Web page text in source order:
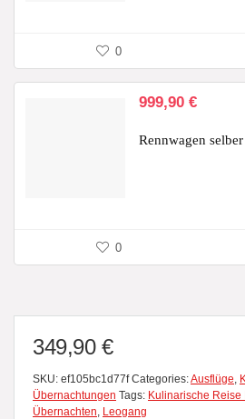
0
999,90 €
Rennwagen
0
349,90 €
SKU: ef105bc1d77f Categories:Ausflüge,
Übernachtungen Tags: Kulinarische Reise
Übernachten, Leogang